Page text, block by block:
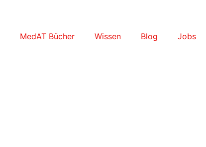
MedAT Bücher Wissen Blog Jobs